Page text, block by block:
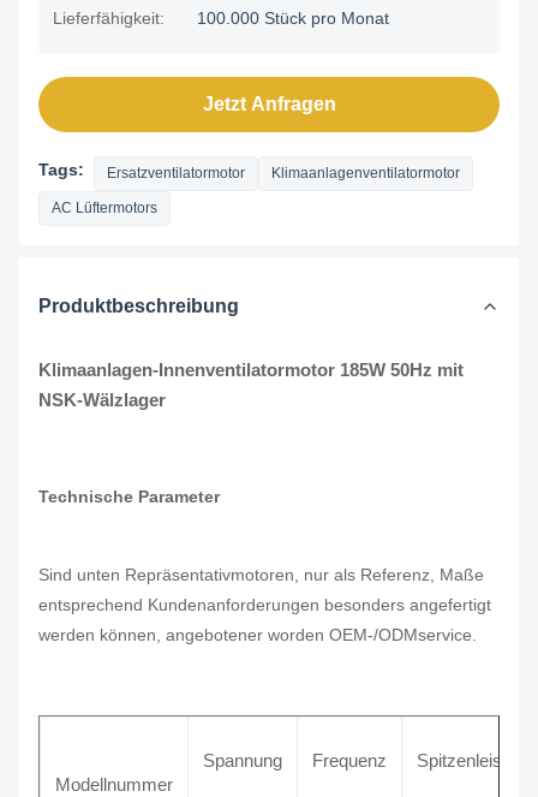
Lieferfähigkeit: 100.000 Stück pro Monat
Jetzt Anfragen
Tags: Ersatzventilatormotor Klimaanlagenventilatormotor
AC Lüftermotors
Produktbeschreibung
Klimaanlagen-Innenventilatormotor 185W 50Hz mit
NSK-Wälzlager
Technische Parameter
Sind unten Repräsentativmotoren, nur als Referenz, Maße
entsprechend Kundenanforderungen besonders angefertigt
werden können, angebotener worden OEM-/ODMservice.
Modellnummer
Spannung Frequenz Spitzenleistung